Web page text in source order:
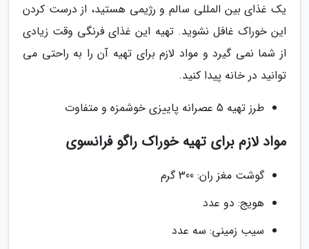
یک غذای بین المللی سالم و رژیمی هستید، از درست کردن
این خوراک غافل نشوید. تهیه این غذای فرنگی وقت زیادی
از شما نمی گیرد و مواد لازم برای تهیه آن را به راحتی می
توانید در خانه پیدا کنید.
طرز تهیه 5 عصرانه پاییزی خوشمزه و متفاوت
مواد لازم برای تهیه خوراک راگو فرانسوی
گوشت مغز ران: 300 گرم
هویج: دو عدد
سیب زمینی: سه عدد